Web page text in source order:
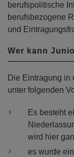
berufspolitische
berufsbezogene
und
Wer kann
Die Eintragung in
unter folgenden
Es besteht
wird hier
es wurde